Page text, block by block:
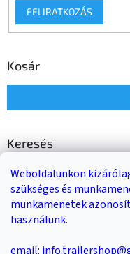
Weboldalunkon
szükséges és
munkamenetek
használunk.
email:
FELIRATKOZÁS
Kosár
Keresés